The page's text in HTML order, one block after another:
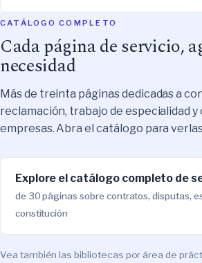
CATÁLOGO COMPLETO
Cada página de servicio,
necesidad
Más de treinta páginas dedicadas a
reclamación, trabajo de especialidad
empresas. Abra el catálogo para
Explore el catálogo completo de
de 30 páginas sobre contratos, disputas,
constitución
Vea también las bibliotecas por área de